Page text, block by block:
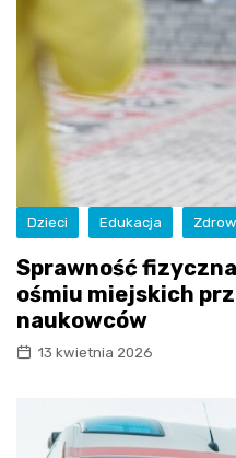
Dzieci Edukacja
Sprawność
ośmiu miejskich
naukowców
13 kwietnia 2026